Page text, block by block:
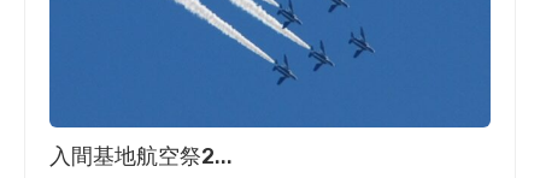
入間基地航空祭2...